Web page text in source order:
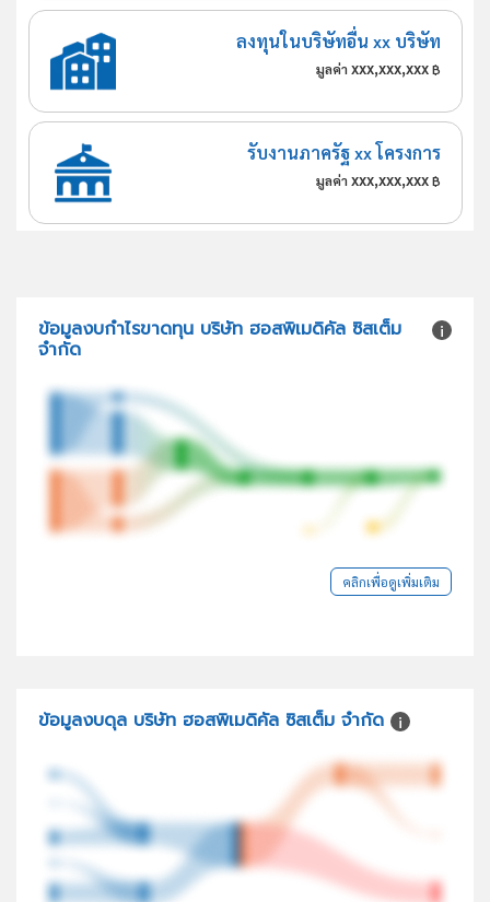
ลงทุนในบริษัทอื่น xx บริษัท
มูลค่า xxx,xxx,xxx ฿
รับงานภาครัฐ xx โครงการ
มูลค่า xxx,xxx,xxx ฿
ข้อมูลงบกำไรขาดทุน บริษัท ฮอสพิเมดิคัล ซิสเต็ม
จำกัด
คลิกเพื่อดูเพิ่มเติม
ข้อมูลงบดุล บริษัท ฮอสพิเมดิคัล ซิสเต็ม จำกัด